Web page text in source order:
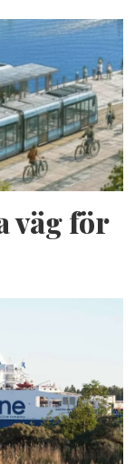
väg för